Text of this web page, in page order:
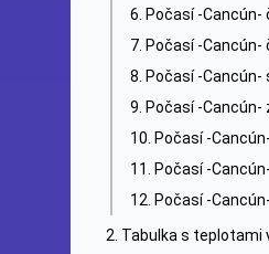
Počasí -Cancún-
Počasí -Cancún-
Počasí -Cancún-
Počasí -Cancún-
Počasí -
Počasí -
Počasí -
Tabulka s teplotami